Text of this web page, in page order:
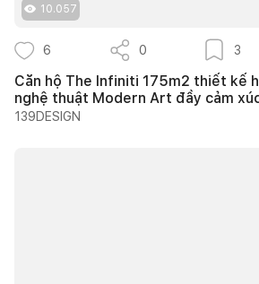
10.057
6 0 3
Căn hộ The Infiniti 175m2 thiết kế
nghệ thuật Modern Art đầy cảm
139DESIGN